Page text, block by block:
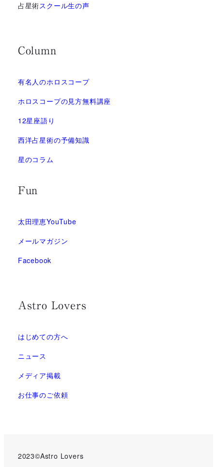
占星術スクール生の声
Column
有名人のホロスコープ
ホロスコープの見方無料講座
12星座語り
西洋占星術の予備知識
星のコラム
Fun
太田理恵YouTube
メールマガジン
Facebook
Astro Lovers
はじめての方へ
ニュース
メディア掲載
お仕事のご依頼
2023©Astro Lovers